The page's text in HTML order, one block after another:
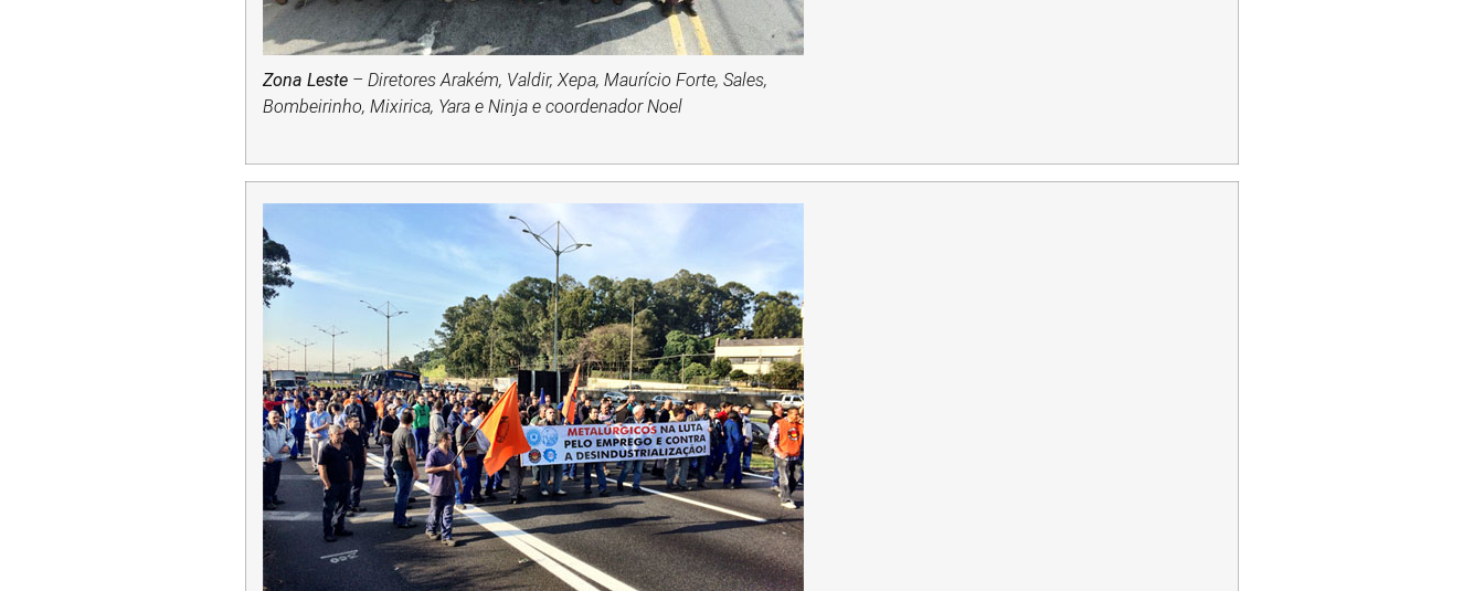
Zona Leste – Diretores Arakém, Valdir, Xepa, Maurício Forte, Sales,
Bombeirinho, Mixirica, Yara e Ninja e coordenador Noel